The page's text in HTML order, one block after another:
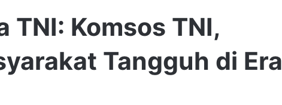
TNI: Komsos TNI,
Tangguh di Era